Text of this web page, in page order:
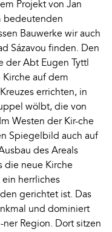
Projekt von Jan
bedeutenden
Bauwerke wir auch
Sázavou finden. Den
der Abt Eugen Tyttl
auf dem
errichten, in
wölbt, die von
Westen der Kir-che
Spiegelbild auch auf
des Areals
die neue Kirche
herrliches
gerichtet ist. Das
und dominiert
Region. Dort sitzen